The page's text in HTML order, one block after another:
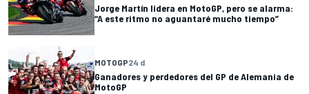
Jorge Martín lidera en MotoGP, pero se alarma:
“A este ritmo no aguantaré mucho tiempo”
MOTOGP24 d
Ganadores y perdedores del GP de Alemania de
MotoGP